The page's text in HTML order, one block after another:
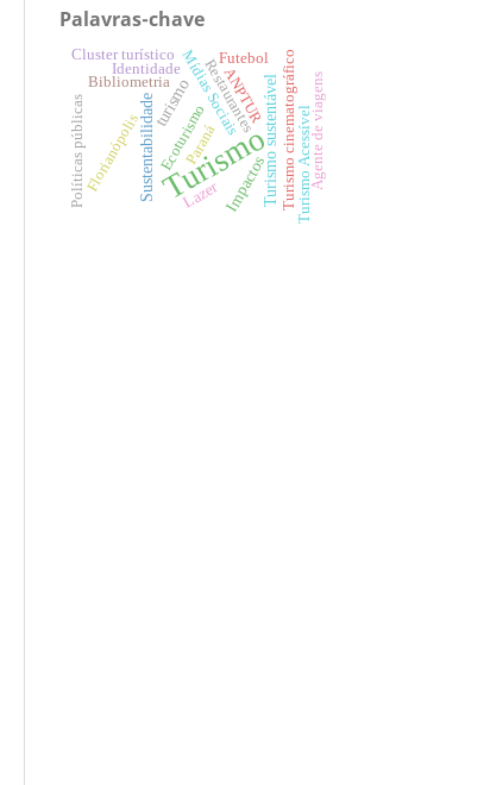
Palavras-chave
Turismo
Turismo sustentável
turismo
Impactos
Lazer
SustentabilidadeEcoturismo
Florianópolis Turismo cinematográfico
Mídias Sociais
Políticas públicas Turismo Acessível
Restaurantes
Paraná
Bibliometria
Identidade
Futebol
ANPTUR Agente de viagens
Cluster turístico